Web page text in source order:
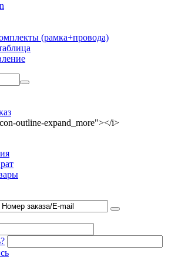
(рамка+провода)
outline-expand_more"></i>